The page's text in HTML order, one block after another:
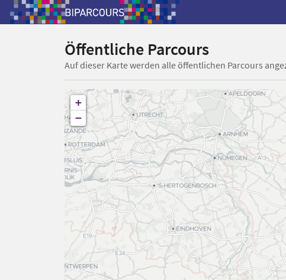
Öffentliche Parcours
Auf dieser Karte werden alle öffentlichen Parcours
+
−